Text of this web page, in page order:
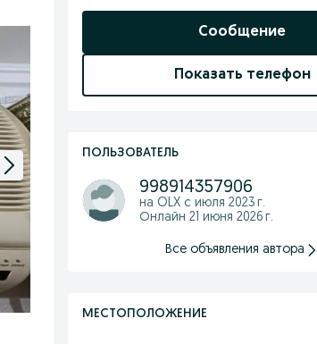
Сообщение
Показать телефон
ПОЛЬЗОВАТЕЛЬ
998914357906
на OLX с июля 2023 г.
Онлайн 21 июня 2026 г.
Все объявления автора
МЕСТОПОЛОЖЕНИЕ